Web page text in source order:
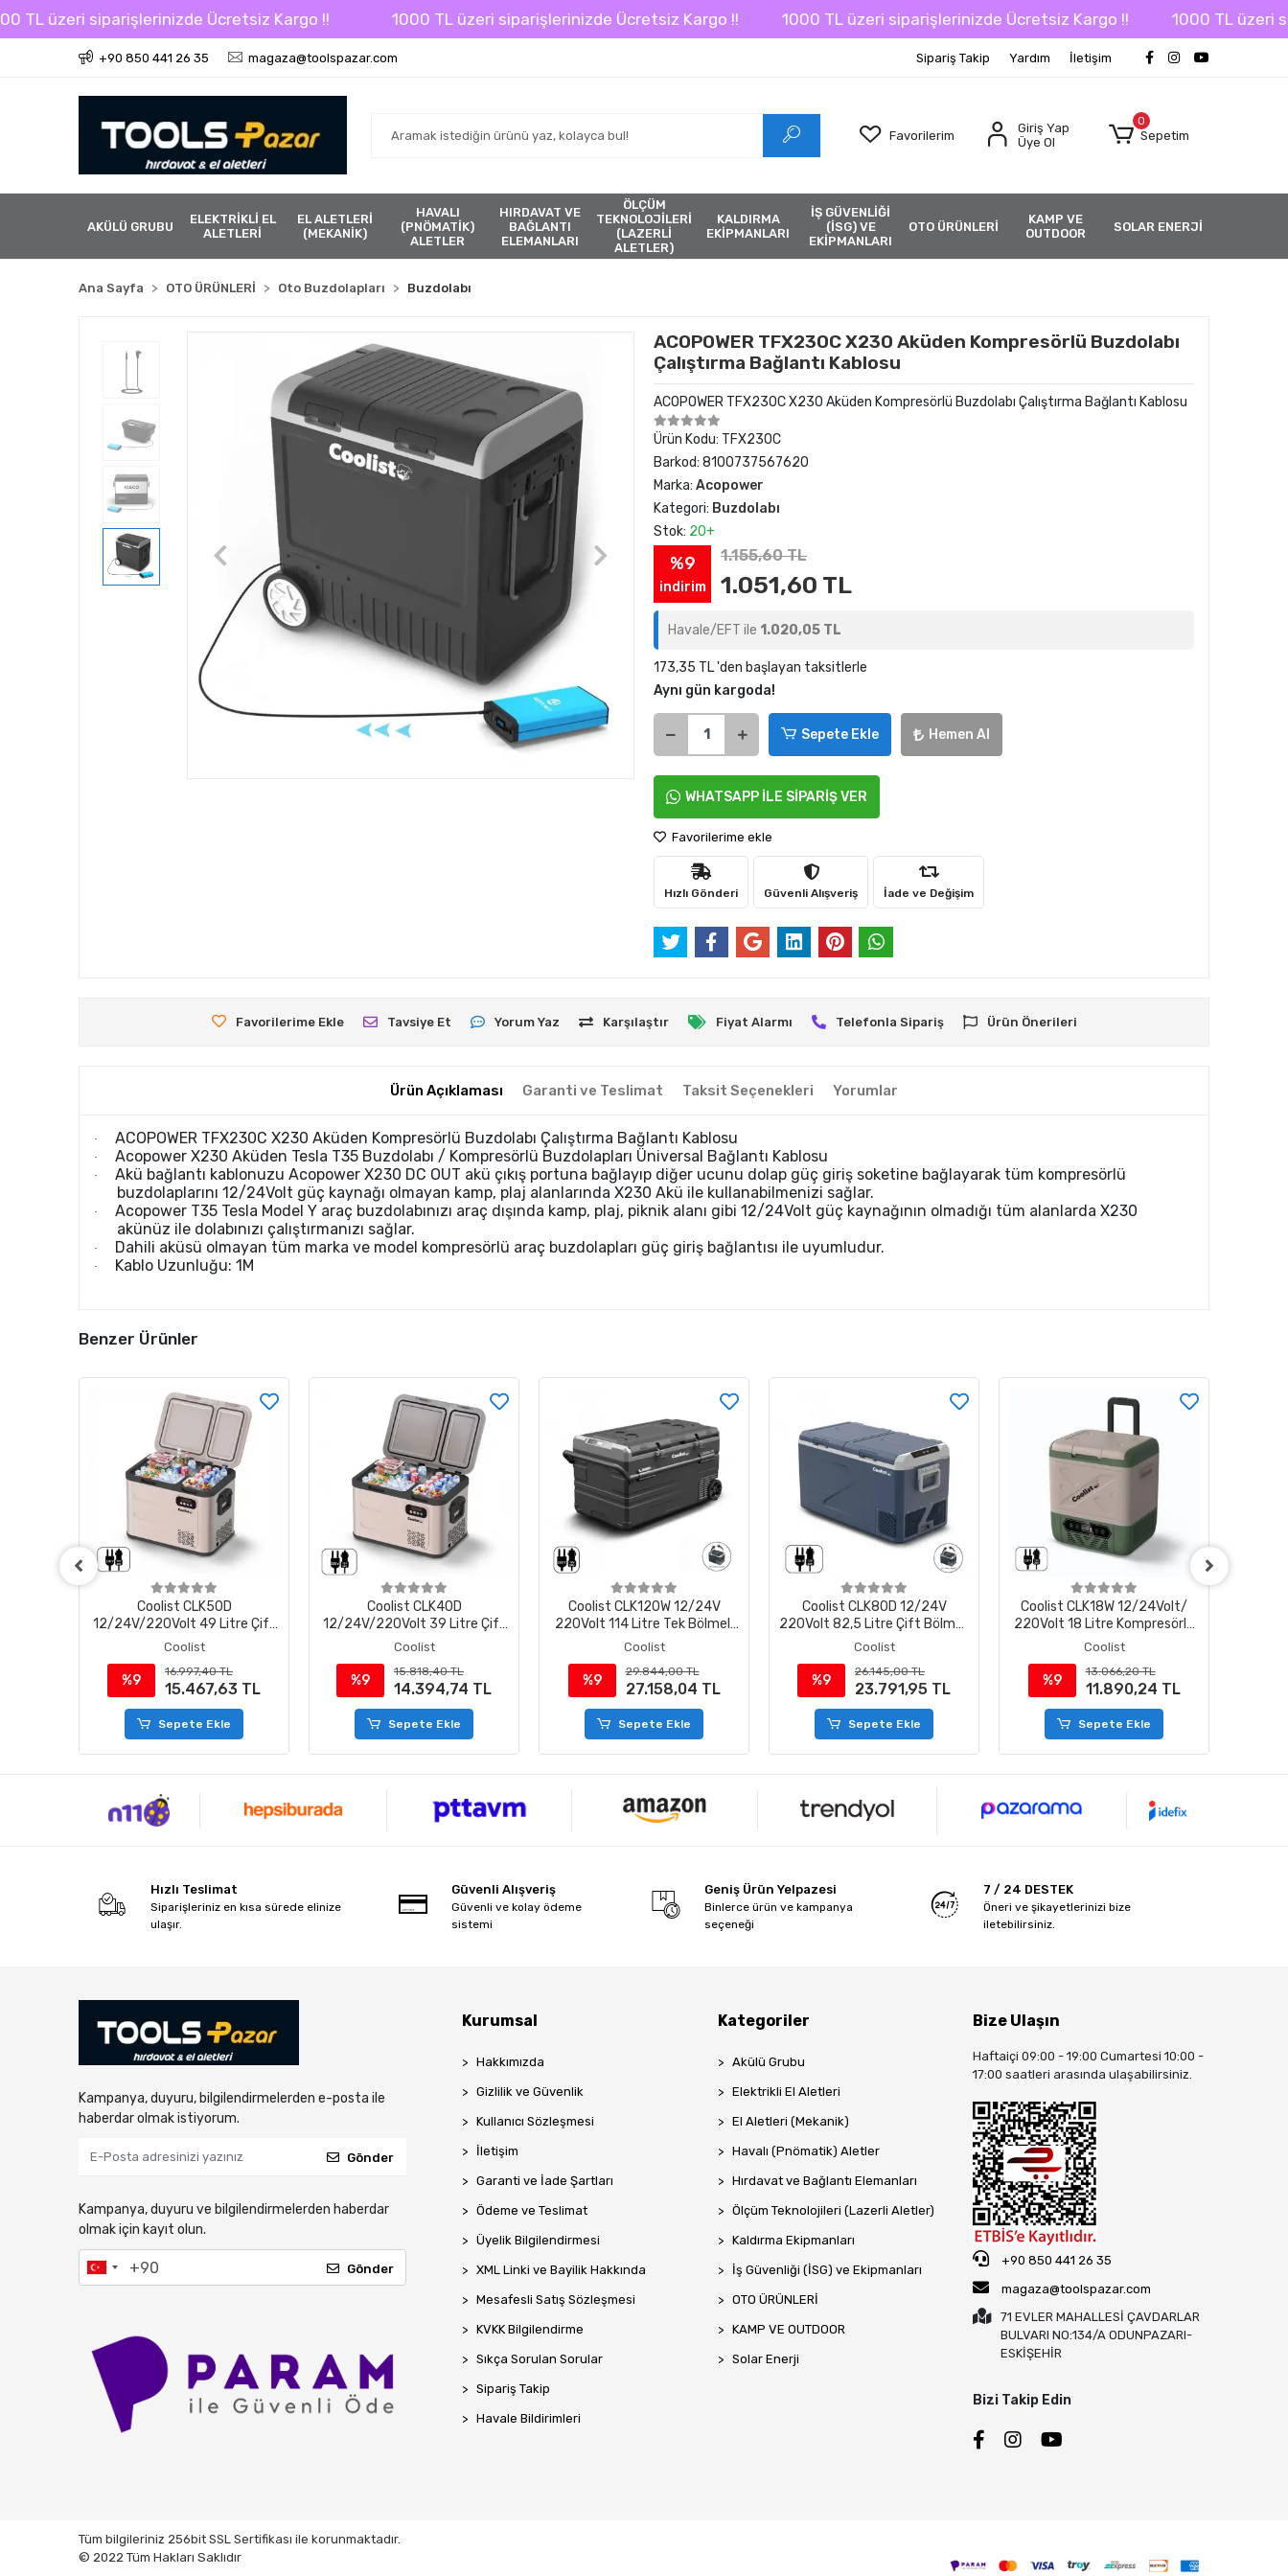
üzeri siparişlerinizde Ücretsiz Kargo !! 1000 TL üzeri siparişlerinizde Ücretsiz Kargo !! 1000 TL üzeri siparişlerinizde Ücretsiz Kargo !! 1000 TL üzeri
+90 850 441 26 35 magaza@toolspazar.com Sipariş Takip Yardım İletişim
Favorilerim
Giriş Yap
Üye Ol
0
Sepetim
AKÜLÜ GRUBU
ELEKTRİKLİ EL
ALETLERİ
EL ALETLERİ
(MEKANİK)
HAVALI
(PNÖMATİK)
ALETLER
HIRDAVAT VE
BAĞLANTI
ELEMANLARI
ÖLÇÜM
TEKNOLOJİLERİ
(LAZERLİ
ALETLER)
KALDIRMA
EKİPMANLARI
İŞ GÜVENLİĞİ
(İSG) VE
EKİPMANLARI
OTO ÜRÜNLERİ
KAMP VE
OUTDOOR
SOLAR ENERJİ
Ana Sayfa OTO ÜRÜNLERİ Oto Buzdolapları Buzdolabı
ACOPOWER TFX230C X230 Aküden Kompresörlü Buzdolabı
Çalıştırma Bağlantı Kablosu
ACOPOWER TFX230C X230 Aküden Kompresörlü Buzdolabı Çalıştırma Bağlantı Kablosu
Ürün Kodu: TFX230C
Barkod: 8100737567620
Marka: Acopower
Kategori: Buzdolabı
Stok: 20+
%9
indirim
1.155,60 TL
1.051,60 TL
Havale/EFT ile 1.020,05 TL
173,35 TL 'den başlayan taksitlerle
Aynı gün kargoda!
Sepete Ekle Hemen Al
WHATSAPP İLE SİPARİŞ VER
Favorilerime ekle
Hızlı Gönderi Güvenli Alışveriş İade ve Değişim
Favorilerime Ekle Tavsiye Et Yorum Yaz Karşılaştır Fiyat Alarmı Telefonla Sipariş Ürün Önerileri
Ürün Açıklaması Garanti ve Teslimat Taksit Seçenekleri Yorumlar
· ACOPOWER TFX230C X230 Aküden Kompresörlü Buzdolabı Çalıştırma Bağlantı Kablosu
· Acopower X230 Aküden Tesla T35 Buzdolabı / Kompresörlü Buzdolapları Üniversal Bağlantı Kablosu
·
Akü bağlantı kablonuzu Acopower X230 DC OUT akü çıkış portuna bağlayıp diğer ucunu dolap güç giriş soketine bağlayarak tüm kompresörlü
buzdolaplarını 12/24Volt güç kaynağı olmayan kamp, plaj alanlarında X230 Akü ile kullanabilmenizi sağlar.
·
Acopower T35 Tesla Model Y araç buzdolabınızı araç dışında kamp, plaj, piknik alanı gibi 12/24Volt güç kaynağının olmadığı tüm alanlarda X230
akünüz ile dolabınızı çalıştırmanızı sağlar.
· Dahili aküsü olmayan tüm marka ve model kompresörlü araç buzdolapları güç giriş bağlantısı ile uyumludur.
· Kablo Uzunluğu: 1M
Benzer Ürünler
Coolist CLK50D
12/24V/220Volt 49 Litre Çift
Bölmeli Outdoor Kompresörlü
Buzdolabı
Coolist
%9
16.997,40 TL
15.467,63 TL
Sepete Ekle
Coolist CLK40D
12/24V/220Volt 39 Litre Çift
Bölmeli Outdoor Kompresörlü
Buzdolabı
Coolist
%9
15.818,40 TL
14.394,74 TL
Sepete Ekle
Coolist CLK120W 12/24V
220Volt 114 Litre Tek Bölmeli
Tekerlekli Outdoor
Buzdolabı/Dondurucu
Coolist
%9
29.844,00 TL
27.158,04 TL
Sepete Ekle
Coolist CLK80D 12/24V
220Volt 82,5 Litre Çift Bölmeli
Kompresörlü Outdoor Oto
Coolist
%9
26.145,00 TL
23.791,95 TL
Sepete Ekle
Coolist CLK18W 12/24Volt/
220Volt 18 Litre Kompresörlü
Tekerlekli Outdoor Oto
Coolist
%9
13.066,20 TL
11.890,24 TL
Sepete Ekle
Hızlı Teslimat
Siparişleriniz en kısa sürede elinize
ulaşır.
Güvenli Alışveriş
Güvenli ve kolay ödeme
sistemi
Geniş Ürün Yelpazesi
Binlerce ürün ve kampanya
seçeneği
7 / 24 DESTEK
Öneri ve şikayetlerinizi bize
iletebilirsiniz.
Kampanya, duyuru, bilgilendirmelerden e-posta ile
haberdar olmak istiyorum.
Gönder
Kampanya, duyuru ve bilgilendirmelerden haberdar
olmak için kayıt olun.
Gönder
Kurumsal
Hakkımızda
Gizlilik ve Güvenlik
Kullanıcı Sözleşmesi
İletişim
Garanti ve İade Şartları
Ödeme ve Teslimat
Üyelik Bilgilendirmesi
XML Linki ve Bayilik Hakkında
Mesafesli Satış Sözleşmesi
KVKK Bilgilendirme
Sıkça Sorulan Sorular
Sipariş Takip
Havale Bildirimleri
Kategoriler
Akülü Grubu
Elektrikli El Aletleri
El Aletleri (Mekanik)
Havalı (Pnömatik) Aletler
Hırdavat ve Bağlantı Elemanları
Ölçüm Teknolojileri (Lazerli Aletler)
Kaldırma Ekipmanları
İş Güvenliği (İSG) ve Ekipmanları
OTO ÜRÜNLERİ
KAMP VE OUTDOOR
Solar Enerji
Bize Ulaşın
Haftaiçi 09:00 - 19:00 Cumartesi 10:00 -
17:00 saatleri arasında ulaşabilirsiniz.
+90 850 441 26 35
magaza@toolspazar.com
71 EVLER MAHALLESİ ÇAVDARLAR
BULVARI NO:134/A ODUNPAZARI-
ESKİŞEHİR
Bizi Takip Edin
Tüm bilgileriniz 256bit SSL Sertifikası ile korunmaktadır.
© 2022 Tüm Hakları Saklıdır